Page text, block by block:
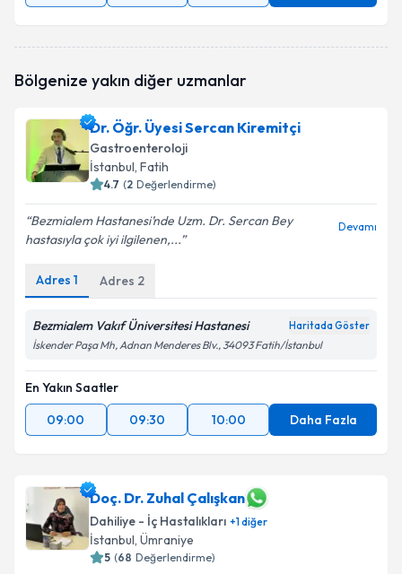
Bölgenize yakın diğer uzmanlar
Dr. Öğr. Üyesi Sercan Kiremitçi
Gastroenteroloji
İstanbul, Fatih
4.7 (2 Değerlendirme)
Bezmialem Hastanesi’nde Uzm. Dr. Sercan Bey
hastasıyla çok iyi ilgilenen,...
Devamı
Adres 1 Adres 2
Bezmialem Vakıf Üniversitesi Hastanesi Haritada Göster
İskender Paşa Mh, Adnan Menderes Blv., 34093 Fatih/İstanbul
En Yakın Saatler
09:00
09:30 10:00 Daha Fazla
Doç. Dr. Zuhal Çalışkan
Dahiliye - İç Hastalıkları +1diğer
İstanbul, Ümraniye
5 (68 Değerlendirme)